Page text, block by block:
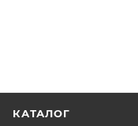
КАТАЛОГ